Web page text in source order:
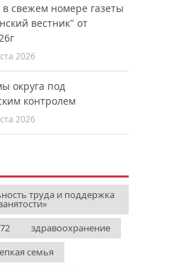
в свежем номере газеты
вестник" от
2026
округа под
контролем
2026
труда и поддержка
здравоохранение
семья